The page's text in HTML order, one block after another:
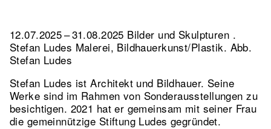
12.07.2025 – 31.08.2025 Bilder und Skulpturen .
Stefan Ludes Malerei, Bildhauerkunst/Plastik. Abb.
Stefan Ludes
Stefan Ludes ist Architekt und Bildhauer. Seine
Werke sind im Rahmen von Sonderausstellungen zu
besichtigen. 2021 hat er gemeinsam mit seiner Frau
die gemeinnützige Stiftung Ludes gegründet.